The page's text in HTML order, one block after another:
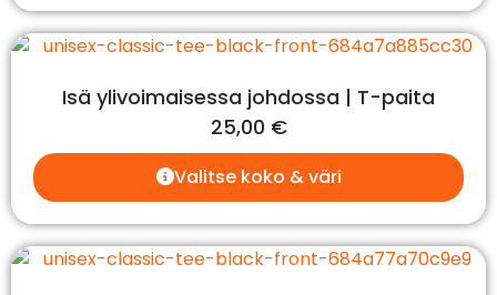
Isä ylivoimaisessa johdossa | T-paita
25,00 €
Valitse koko & väri